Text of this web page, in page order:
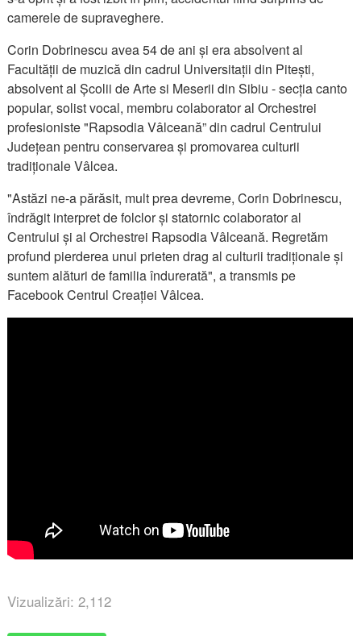
camerele de supraveghere.
Corin Dobrinescu avea 54 de ani și era absolvent al
Facultății de muzică din cadrul Universitații din Pitești,
absolvent al Școlii de Arte si Meserii din Sibiu - secția canto
popular, solist vocal, membru colaborator al Orchestrei
profesioniste "Rapsodia Vâlceană” din cadrul Centrului
Județean pentru conservarea și promovarea culturii
tradiționale Vâlcea.
"Astăzi ne-a părăsit, mult prea devreme, Corin Dobrinescu,
îndrăgit interpret de folclor și statornic colaborator al
Centrului și al Orchestrei Rapsodia Vâlceană. Regretăm
profund pierderea unui prieten drag al culturii tradiționale și
suntem alături de familia îndurerată", a transmis pe
Facebook Centrul Creației Vâlcea.
Vizualizări: 2,112